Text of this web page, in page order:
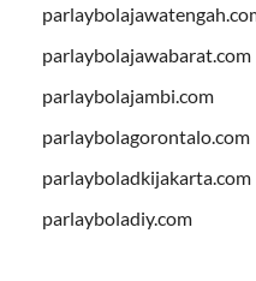
parlaybolajawabarat.com
parlaybolajambi.com
parlaybolagorontalo.com
parlayboladkijakarta.com
parlayboladiy.com